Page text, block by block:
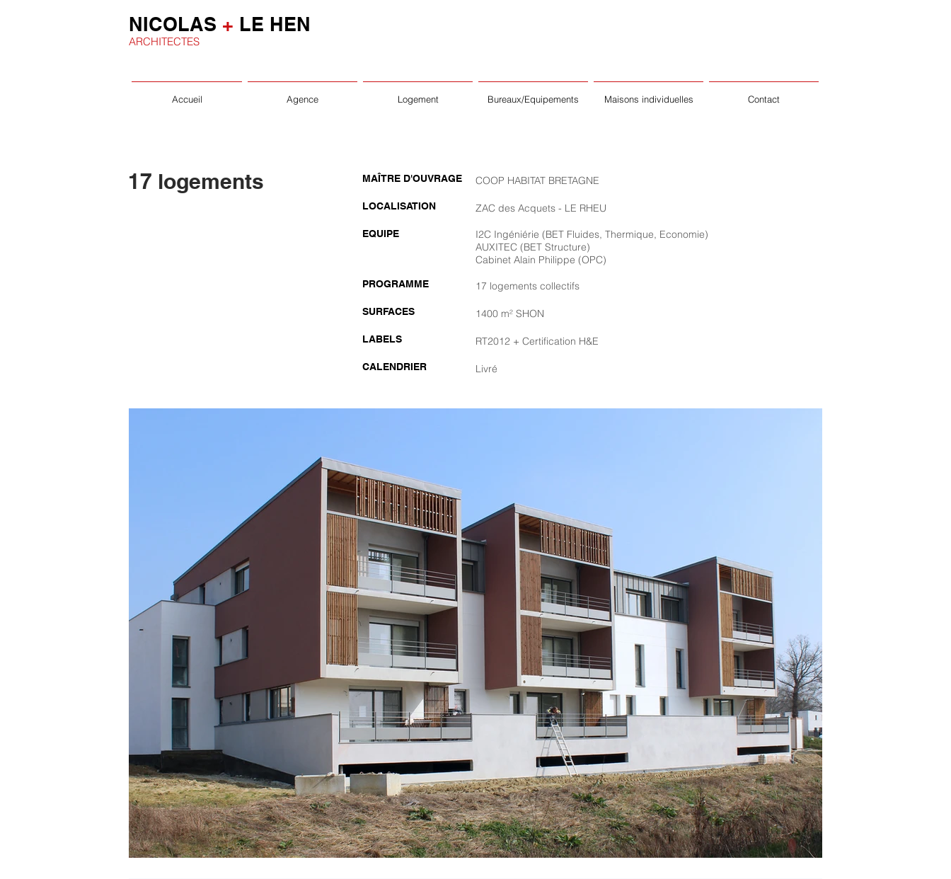
NICOLAS + LE HEN
ARCHITECTES
Accueil Agence Logement Bureaux/Equipements Maisons individuelles Contact
MAÎTRE D'OUVRAGE COOP HABITAT BRETAGNE
LOCALISATION ZAC des Acquets - LE RHEU
EQUIPE
I2C Ingéniérie (BET Fluides, Thermique, Economie)
AUXITEC (BET Structure)
Cabinet Alain Philippe (OPC)
PROGRAMME 17 logements collectifs
SURFACES 1400 m² SHON
LABELS RT2012 + Certification H&E
CALENDRIER Livré
17 logements